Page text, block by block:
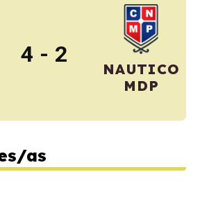
4 - 2
NAUTICO
MDP
as